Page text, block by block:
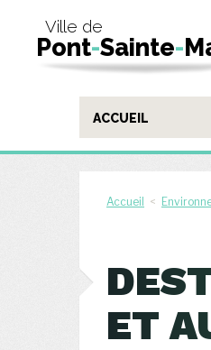
Ville de
Pont-Sainte-
ACCUEIL
Accueil <
ET